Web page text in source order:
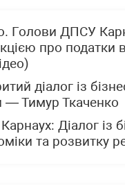
Голови ДПСУ
про податки
діалог із
— Тимур Ткаченко
Діалог із
та розвитку